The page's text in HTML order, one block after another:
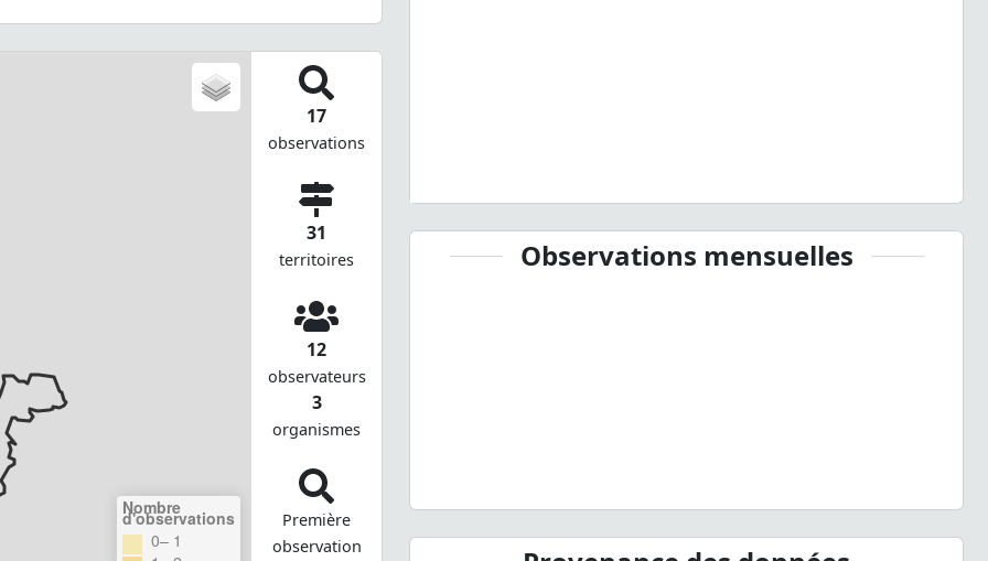
Nombre
d'observations
0– 1
17
observations
31
territoires
12
observateurs
3
organismes
Première
observation
Observations mensuelles